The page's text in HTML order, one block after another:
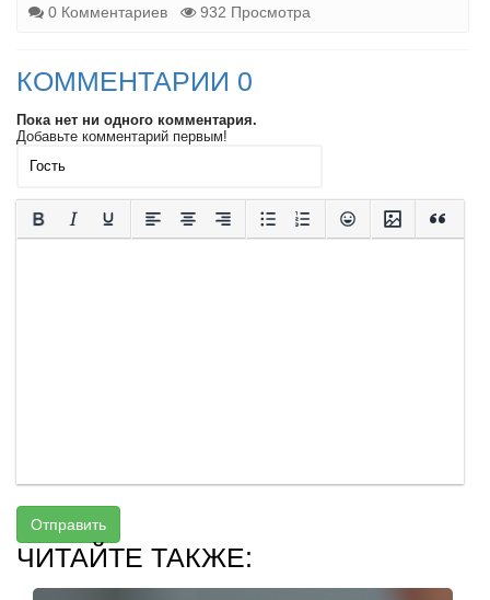
0 Комментариев
932 Просмотра
КОММЕНТАРИИ 0
Пока нет ни одного комментария.
Добавьте комментарий первым!
Отправить
ЧИТАЙТЕ ТАКЖЕ: